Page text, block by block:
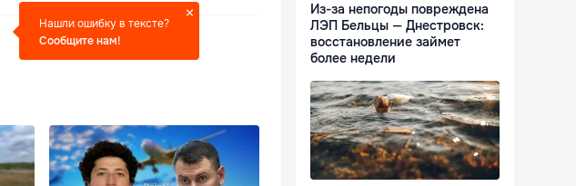
Нашли ошибку в тексте?
Сообщите нам!
Из-за непогоды повреждена
ЛЭП Бельцы — Днестровск:
восстановление займет
более недели